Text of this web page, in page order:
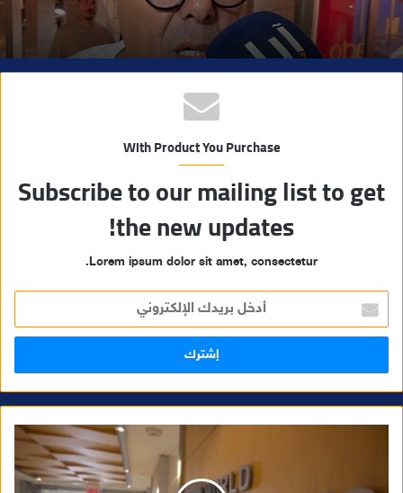
With Product You Purchase
Subscribe to our mailing list to get
the new updates!
Lorem ipsum dolor sit amet, consectetur.
خ
ل
ر
ا
ك